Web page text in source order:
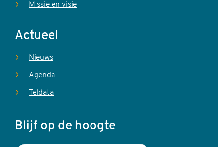
Missie en visie
Actueel
Nieuws
Agenda
Teldata
Blijf op de hoogte